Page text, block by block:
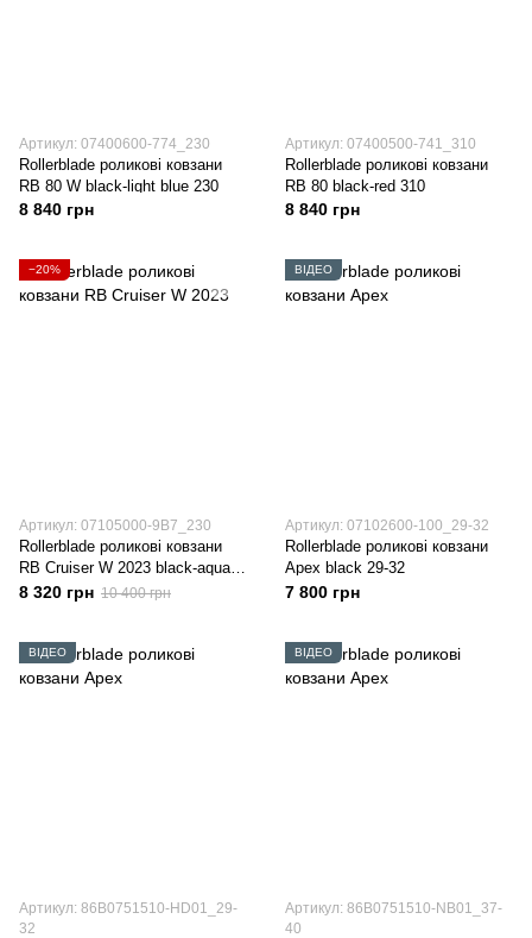
Артикул: 07400600-774_230
Rollerblade роликові ковзани
RB 80 W black-light blue 230
8 840 грн
Артикул: 07400500-741_310
Rollerblade роликові ковзани
RB 80 black-red 310
8 840 грн
−20%
Артикул: 07105000-9B7_230
Rollerblade роликові ковзани
RB Cruiser W 2023 black-aqua
230
8 320 грн 10 400 грн
ВІДЕО
Артикул: 07102600-100_29-32
Rollerblade роликові ковзани
Apex black 29-32
7 800 грн
ВІДЕО
Артикул: 86B0751510-HD01_29-
32
ВІДЕО
Артикул: 86B0751510-NB01_37-
40